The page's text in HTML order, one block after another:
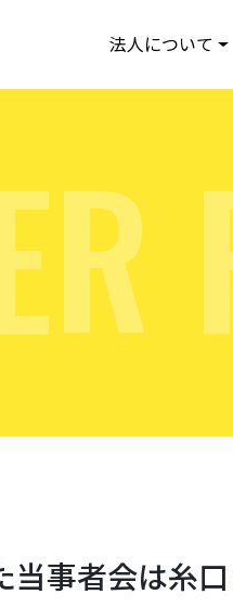
法人について
R
当事者会は糸